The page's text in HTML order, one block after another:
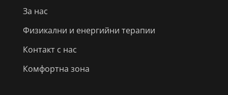
За нас
Физикални и енергийни терапии
Контакт с нас
Комфортна зона